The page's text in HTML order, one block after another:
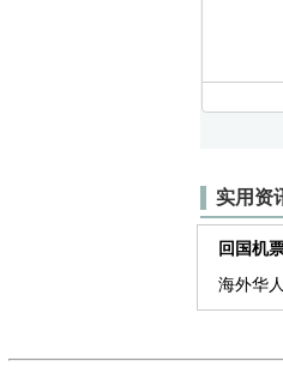
实用资
回国机
海外华